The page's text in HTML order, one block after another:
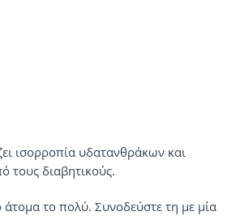
ισορροπία υδατανθράκων και
τους διαβητικούς.
άτομα το πολύ. Συνοδεύστε τη με μία